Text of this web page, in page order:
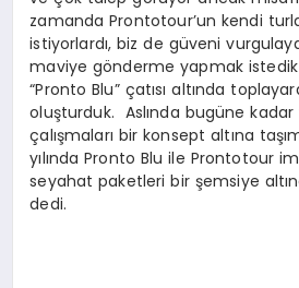
zamanda Prontotour’un kendi
istiyorlardı, biz de güveni
maviye gönderme yapmak istedik
“Pronto Blu” çatısı altında
oluşturduk. Aslında bugüne kadar
çalışmaları bir konsept altına
yılında Pronto Blu ile Prontotour
seyahat paketleri bir şemsiye
dedi.